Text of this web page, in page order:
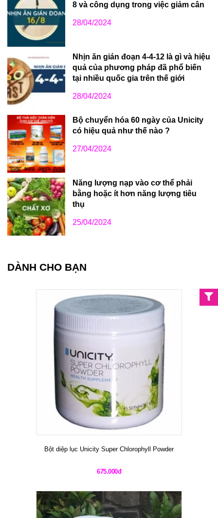
8 và công dụng trong việc giảm cân
28/04/2024
Nhịn ăn gián đoạn 4-4-12 là gì và hiệu
quả của phương pháp đã phổ biến
tại nhiều quốc gia trên thế giới
28/04/2024
Bộ chuyển hóa 60 ngày của Unicity
có hiệu quả như thế nào ?
27/04/2024
Năng lượng nạp vào cơ thể phải
bằng hoặc ít hơn năng lượng tiêu
thụ
25/04/2024
DÀNH CHO BẠN
Bột diệp lục Unicity Super Chlorophyll Powder
675.000đ